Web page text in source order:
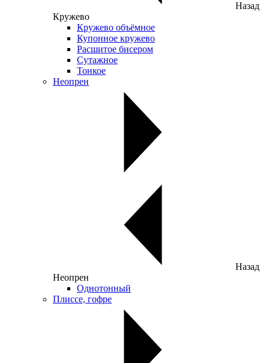
Назад
Кружево
Кружево объёмное
Купонное кружево
Расшитое бисером
Сутажное
Тонкое
Неопрен
Назад
Неопрен
Однотонный
Плиссе, гофре